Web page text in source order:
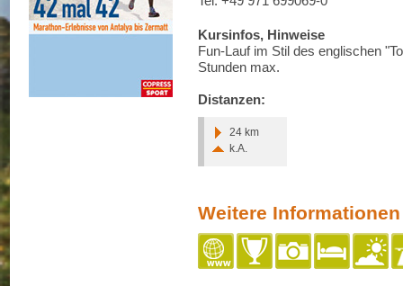
Kursinfos, Hinweise
Fun-Lauf im Stil des englischen
Stunden max.
Distanzen:
24 km
k.A.
Weitere Informationen